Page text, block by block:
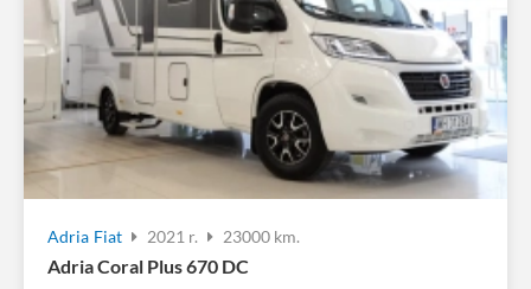
Adria Fiat 2021 r. 23000 km.
Adria Coral Plus 670 DC